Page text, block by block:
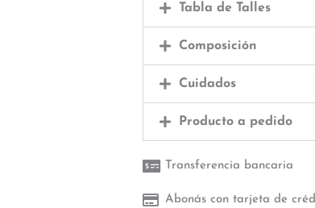
Tabla de Talles
Composición
Cuidados
Producto a pedido
Transferencia bancaria
Abonás con tarjeta de